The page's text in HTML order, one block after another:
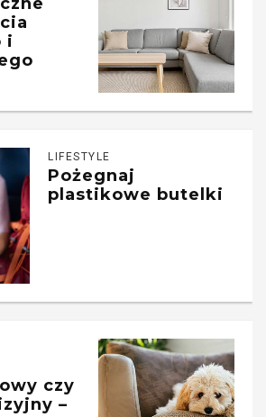
i
LIFESTYLE
Pożegnaj
plastikowe butelki
czy
–